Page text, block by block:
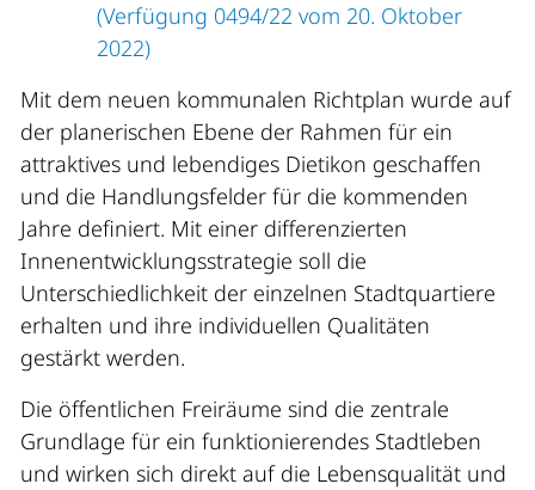
(Verfügung 0494/22 vom 20. Oktober
2022)
Mit dem neuen kommunalen Richtplan wurde auf
der planerischen Ebene der Rahmen für ein
attraktives und lebendiges Dietikon geschaffen
und die Handlungsfelder für die kommenden
Jahre definiert. Mit einer differenzierten
Innenentwicklungsstrategie soll die
Unterschiedlichkeit der einzelnen Stadtquartiere
erhalten und ihre individuellen Qualitäten
gestärkt werden.
Die öffentlichen Freiräume sind die zentrale
Grundlage für ein funktionierendes Stadtleben
und wirken sich direkt auf die Lebensqualität und